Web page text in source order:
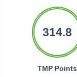
314.8
TMP Points